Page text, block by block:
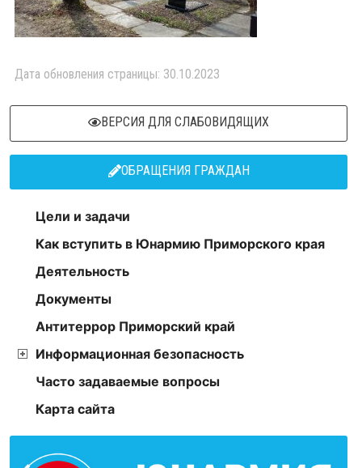
Дата обновления страницы: 30.10.2023
ВЕРСИЯ ДЛЯ СЛАБОВИДЯЩИХ
ОБРАЩЕНИЯ ГРАЖДАН
Цели и задачи
Как вступить в Юнармию Приморского края
Деятельность
Документы
Антитеррор Приморский край
Информационная безопасность
Часто задаваемые вопросы
Карта сайта